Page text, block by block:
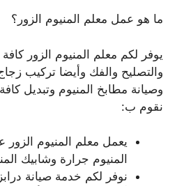
ما هو عمل معلم المنيوم الزور؟
يوفر لكم معلم المنيوم الزور
والتصليح والفك وأيضا تركيب
وصيانة مطابخ المنيوم وتبديل
نقوم ب:
يعمل معلم المنيوم
المنيوم جرارة وشابيك
نوفر لكم خدمة صيانة